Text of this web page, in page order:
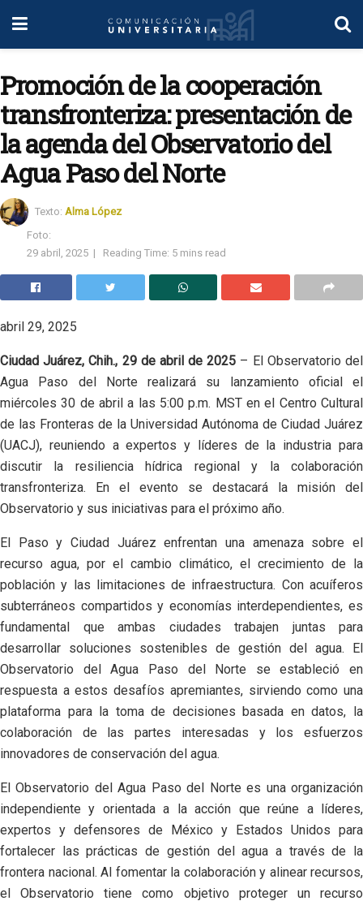
Promoción de la cooperación
transfronteriza: presentación de
la agenda del Observatorio del
Agua Paso del Norte
Texto: Alma López
Foto:
29 abril, 2025 | Reading Time: 5 mins read
abril 29, 2025
Ciudad Juárez, Chih., 29 de abril de 2025 – El Observatorio del
Agua Paso del Norte realizará su lanzamiento oficial el
miércoles 30 de abril a las 5:00 p.m. MST en el Centro Cultural
de las Fronteras de la Universidad Autónoma de Ciudad Juárez
(UACJ), reuniendo a expertos y líderes de la industria para
discutir la resiliencia hídrica regional y la colaboración
transfronteriza. En el evento se destacará la misión del
Observatorio y sus iniciativas para el próximo año.
El Paso y Ciudad Juárez enfrentan una amenaza sobre el
recurso agua, por el cambio climático, el crecimiento de la
población y las limitaciones de infraestructura. Con acuíferos
subterráneos compartidos y economías interdependientes, es
fundamental que ambas ciudades trabajen juntas para
desarrollar soluciones sostenibles de gestión del agua. El
Observatorio del Agua Paso del Norte se estableció en
respuesta a estos desafíos apremiantes, sirviendo como una
plataforma para la toma de decisiones basada en datos, la
colaboración de las partes interesadas y los esfuerzos
innovadores de conservación del agua.
El Observatorio del Agua Paso del Norte es una organización
independiente y orientada a la acción que reúne a líderes,
expertos y defensores de México y Estados Unidos para
fortalecer las prácticas de gestión del agua a través de la
frontera nacional. Al fomentar la colaboración y alinear recursos,
el Observatorio tiene como objetivo proteger un recurso